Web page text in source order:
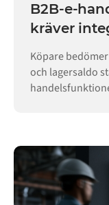
B2B-e-
kräver
Köpare
och lagersaldo